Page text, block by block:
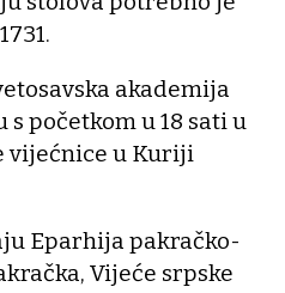
akademija
s početkom u 18 sati u
vijećnice u Kuriji
Eparhija pakračko-
Vijeće srpske